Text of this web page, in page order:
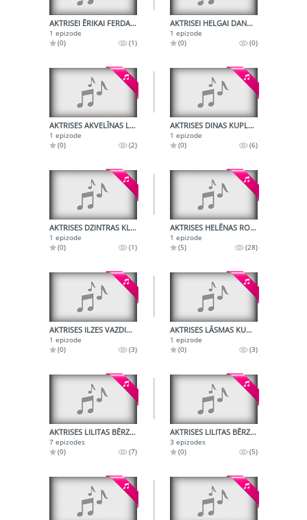
AKTRISEI ĒRIKAI FERDAI - 80
1 epizode
(0)
(1)
AKTRISEI HELGAI DANCBERGAI - 50
1 epizode
(0)
(0)
AKTRISES AKVELĪNAS LĪVMANES RADIOPORTRETS
1 epizode
(0)
(2)
AKTRISES DINAS KUPLES DAIĻRADE
1 epizode
(0)
(6)
AKTRISES DZINTRAS KLĒTNIECES RADIOPORTRETS
1 epizode
(0)
(1)
AKTRISES HELĒNAS ROMANOVAS DAIĻRADE
1 epizode
(5)
(28)
AKTRISES ILZES VAZDIKAS RADIOPORTRETS
1 epizode
(0)
(3)
AKTRISES LĀSMAS KUGRĒNAS RADIOPORTRETS
1 epizode
(0)
(3)
AKTRISES LILITAS BĒRZIŅAS DAIĻRADE
7 epizodes
(0)
(7)
AKTRISES LILITAS BĒRZIŅAS JUBILEJAS VAKARA IERAKSTS
3 epizodes
(0)
(5)